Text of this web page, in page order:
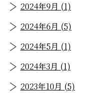
2024年9月 (1)
2024年6月 (5)
2024年5月 (1)
2024年3月 (1)
2023年10月 (5)